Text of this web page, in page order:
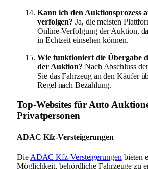
Kann ich den Auktionsprozess
verfolgen? Ja, die meisten
Online-Verfolgung der Auktion,
in Echtzeit einsehen können.
Wie funktioniert die Übergabe
der Auktion? Nach Abschluss
Sie das Fahrzeug an den Käufer
Regel nach Bezahlung.
Top-Websites für Auto
Privatpersonen
ADAC Kfz-Versteigerungen
Die ADAC Kfz-Versteigerungen bieten
Möglichkeit, behördliche Fahrzeuge zu